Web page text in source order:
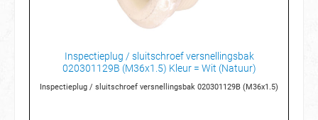
Inspectieplug / sluitschroef versnellingsbak
020301129B (M36x1.5) Kleur = Wit (Natuur)
Inspectieplug / sluitschroef versnellingsbak 020301129B (M36x1.5)